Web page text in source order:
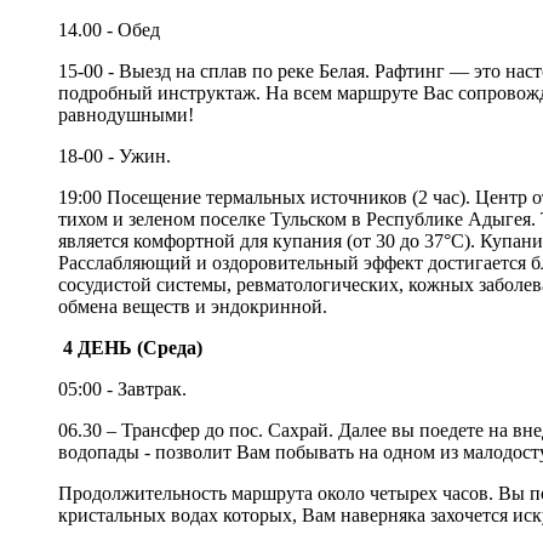
14.00 - Обед
15-00 - Выезд на сплав по реке Белая. Рафтинг — это
подробный инструктаж. На всем маршруте Вас
равнодушными!
18-00 - Ужин.
19:00 Посещение термальных источников (2 час).
тихом и зеленом поселке Тульском в Республике
является комфортной для купания (от 30 до 37°С).
Расслабляющий и оздоровительный эффект достигается
сосудистой системы, ревматологических, кожных
обмена веществ и эндокринной.
4 ДЕНЬ (Среда)
05:00 - Завтрак.
06.30 – Трансфер до пос. Сахрай. Далее вы поедете на
водопады - позволит Вам побывать на одном из
Продолжительность маршрута около четырех часов. Вы
кристальных водах которых, Вам наверняка захочется